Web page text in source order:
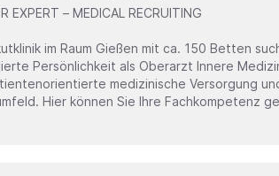
EXPERT – MEDICAL RECRUITING
im Raum Gießen mit ca. 150 Betten
Innere Medizin (m/w/d) . Diese Klinik steht für
medizinische Versorgung
Hier können Sie Ihre Fachkompetenz